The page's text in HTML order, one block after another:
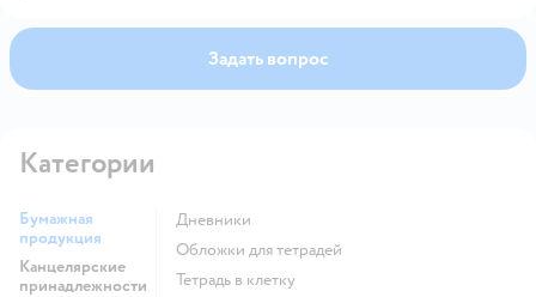
Задать вопрос
Категории
Бумажная
продукция
Канцелярские
принадлежности
Дневники
Обложки для тетрадей
Тетрадь в клетку